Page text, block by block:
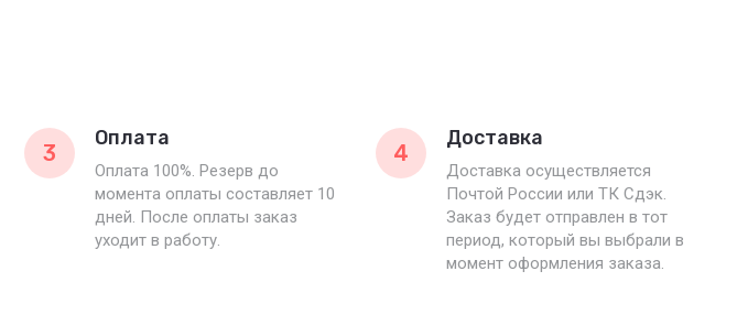
3
Оплата
Оплата 100%. Резерв до
момента оплаты составляет 10
дней. После оплаты заказ
уходит в работу.
4
Доставка
Доставка осуществляется
Почтой России или ТК Сдэк.
Заказ будет отправлен в тот
период, который вы выбрали в
момент оформления заказа.